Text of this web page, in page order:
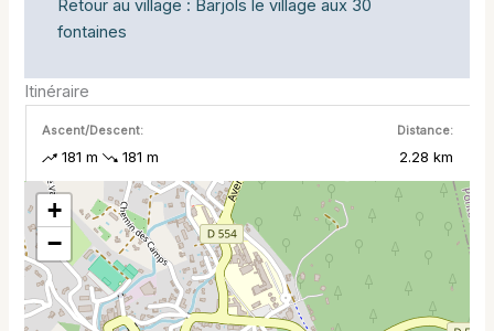
Retour au village : Barjols le village aux 30
fontaines
Itinéraire
Ascent/Descent:
181 m 181 m
Distance:
2.28 km
+
−